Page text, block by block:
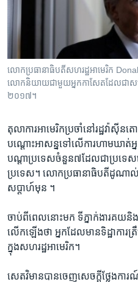
ទៅ​
កាន់​
ទំព័រ​
បណ្តាញ​សង្គម
ភាសា
លោក​ប្រធានាធិបតី​សហរដ្ឋអាមេរិក
លោក​និយាយ​ជាមួយ​អ្នកកាសែត​ដែល​ជាសម
២០១៧។
តុលាការអាមេរិកប្រចាំ​នៅ​រដ្ឋវ៉ាស៊ីនត
បណ្តោះ​អាសន្នទៅ​លើ​ការ​ហាម​ឃាត់​
បណ្តា​ប្រទេស​ចំនួន​៧​ដែល​ជា​ប្រទេ
ប្រទេស។ ​លោក​ប្រធានាធិបតីដូណាល់
សប្តាហ៍​មុន ។
ចាប់​ពី​ពេល​នោះ​មក ទីភ្នាក់ងារ​គយ​និង​
លើក​ឡើង​ថា អ្នក​ដែល​មាន​ទិដ្ឋាការ​
ក្នុង​សហរដ្ឋ​អាមេរិក។
សេតវិមាន​បាន​ចេញ​សេចក្តី​ថ្លែង​ក